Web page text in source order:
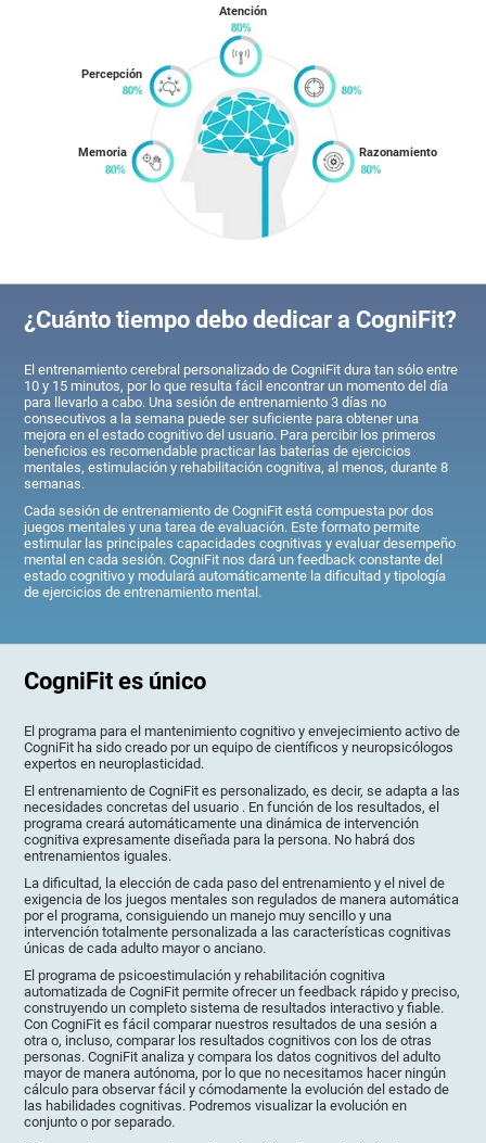
Memoria
Percepción
Atención
Razonamiento
¿Cuánto tiempo debo dedicar a CogniFit?
El entrenamiento cerebral personalizado de CogniFit dura tan sólo entre
10 y 15 minutos, por lo que resulta fácil encontrar un momento del día
para llevarlo a cabo. Una sesión de entrenamiento 3 días no
consecutivos a la semana puede ser suficiente para obtener una
mejora en el estado cognitivo del usuario. Para percibir los primeros
beneficios es recomendable practicar las baterías de ejercicios
mentales, estimulación y rehabilitación cognitiva, al menos, durante 8
semanas.
Cada sesión de entrenamiento de CogniFit está compuesta por dos
juegos mentales y una tarea de evaluación. Este formato permite
estimular las principales capacidades cognitivas y evaluar desempeño
mental en cada sesión. CogniFit nos dará un feedback constante del
estado cognitivo y modulará automáticamente la dificultad y tipología
de ejercicios de entrenamiento mental.
CogniFit es único
El programa para el mantenimiento cognitivo y envejecimiento activo de
CogniFit ha sido creado por un equipo de científicos y neuropsicólogos
expertos en neuroplasticidad.
El entrenamiento de CogniFit es personalizado, es decir, se adapta a las
necesidades concretas del usuario . En función de los resultados, el
programa creará automáticamente una dinámica de intervención
cognitiva expresamente diseñada para la persona. No habrá dos
entrenamientos iguales.
La dificultad, la elección de cada paso del entrenamiento y el nivel de
exigencia de los juegos mentales son regulados de manera automática
por el programa, consiguiendo un manejo muy sencillo y una
intervención totalmente personalizada a las características cognitivas
únicas de cada adulto mayor o anciano.
El programa de psicoestimulación y rehabilitación cognitiva
automatizada de CogniFit permite ofrecer un feedback rápido y preciso,
construyendo un completo sistema de resultados interactivo y fiable.
Con CogniFit es fácil comparar nuestros resultados de una sesión a
otra o, incluso, comparar los resultados cognitivos con los de otras
personas. CogniFit analiza y compara los datos cognitivos del adulto
mayor de manera autónoma, por lo que no necesitamos hacer ningún
cálculo para observar fácil y cómodamente la evolución del estado de
las habilidades cognitivas. Podremos visualizar la evolución en
conjunto o por separado.